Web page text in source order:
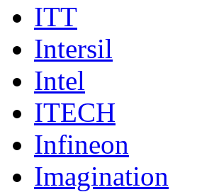
ITT
Intersil
Intel
ITECH
Infineon
Imagination